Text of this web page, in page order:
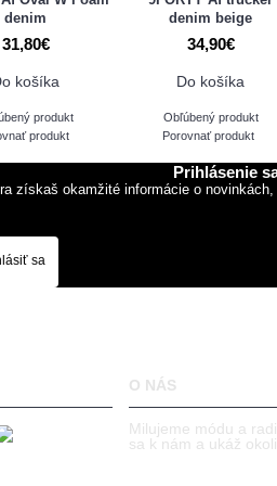
denim
31,80€
košíka
produkt
produkt
denim beige
34,90€
Do košíka
Obľúbený produkt
Porovnať produkt
Prihlásenie
získaš okamžité informácie o
sa
O NÁS
Milujeme módu a
sa k nám a ukáž